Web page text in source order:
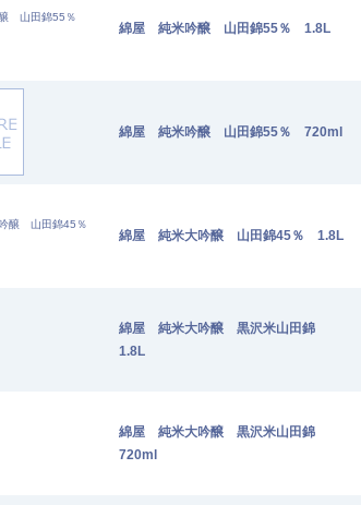
綿屋 純米吟醸 山田錦55％ 1.8L
綿屋 純米吟醸 山田錦55％ 720ml
綿屋 純米大吟醸 山田錦45％ 1.8L
綿屋 純米大吟醸 黒沢米山田錦
1.8L
綿屋 純米大吟醸 黒沢米山田錦
720ml